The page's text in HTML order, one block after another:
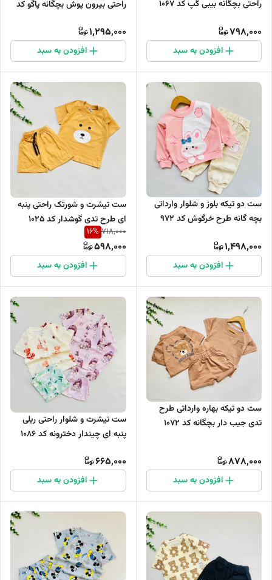
راحتی بچگانه بیبی گپ کد 1067
798,000
افزودن به سبد
راحتی بیرون پوش بچگانه پاگو کد
1,295,000
افزودن به سبد
ست دو تیکه بلوز و شلوار وارداتی
بچه گانه طرح خرگوش کد ۹۷۲
1,498,000
افزودن به سبد
ست تیشرت و شورتک راحتی پنبه
ای طرح تدی گوشدار کد 1025
718,000
16%
598,000
افزودن به سبد
ست دو تیکه بهاره وارداتی طرح
تدی جیب دار بچگانه کد 1072
878,000
افزودن به سبد
ست تیشرت و شلوار راحتی ریلی
پنبه ای چیندار دخترونه کد 1086
665,000
افزودن به سبد